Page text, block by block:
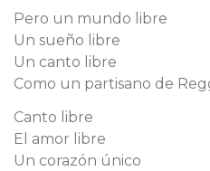
Pero un mundo libre
Un sueño libre
Un canto libre
Como un partisano de
Canto libre
El amor libre
Un corazón único